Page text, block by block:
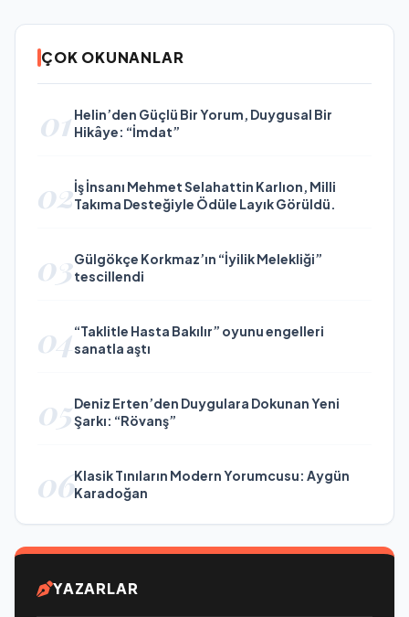
ÇOK OKUNANLAR
01 Helin’den Güçlü Bir Yorum, Duygusal Bir
Hikâye: “İmdat”
02İş İnsanı Mehmet Selahattin Karlıon, Milli
Takıma Desteğiyle Ödüle Layık Görüldü.
03Gülgökçe Korkmaz’ın “İyilik Melekliği”
tescillendi
04“Taklitle Hasta Bakılır” oyunu engelleri
sanatla aştı
05Deniz Erten’den Duygulara Dokunan Yeni
Şarkı: “Rövanş”
06Klasik Tınıların Modern Yorumcusu: Aygün
Karadoğan
YAZARLAR